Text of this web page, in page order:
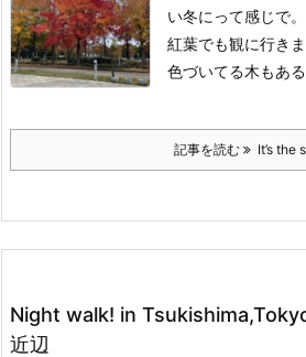
い冬にって感じで。
紅葉でも観に行き
色づいてる木もある
記事を読む It’s the
Night walk! in
近辺